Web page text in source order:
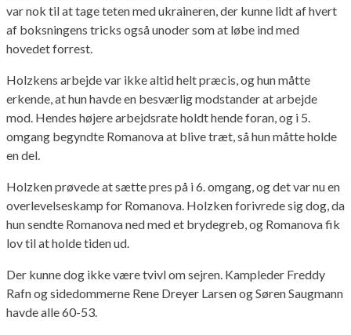
var nok til at tage teten med ukraineren, der kunne lidt af hvert
af boksningens tricks også unoder som at løbe ind med
hovedet forrest.
Holzkens arbejde var ikke altid helt præcis, og hun måtte
erkende, at hun havde en besværlig modstander at arbejde
mod. Hendes højere arbejdsrate holdt hende foran, og i 5.
omgang begyndte Romanova at blive træt, så hun måtte holde
en del.
Holzken prøvede at sætte pres på i 6. omgang, og det var nu en
overlevelseskamp for Romanova. Holzken forivrede sig dog, da
hun sendte Romanova ned med et brydegreb, og Romanova fik
lov til at holde tiden ud.
Der kunne dog ikke være tvivl om sejren. Kampleder Freddy
Rafn og sidedommerne Rene Dreyer Larsen og Søren Saugmann
havde alle 60-53.